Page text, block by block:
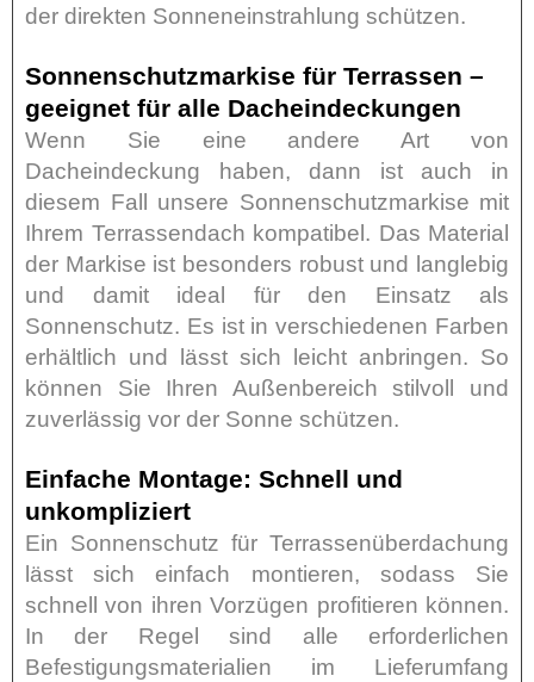
der direkten Sonneneinstrahlung schützen.
Sonnenschutzmarkise für Terrassen –
geeignet für alle Dacheindeckungen
Wenn Sie eine andere Art von
Dacheindeckung haben, dann ist auch in
diesem Fall unsere Sonnenschutzmarkise mit
Ihrem Terrassendach kompatibel. Das Material
der Markise ist besonders robust und langlebig
und damit ideal für den Einsatz als
Sonnenschutz. Es ist in verschiedenen Farben
erhältlich und lässt sich leicht anbringen. So
können Sie Ihren Außenbereich stilvoll und
zuverlässig vor der Sonne schützen.
Einfache Montage: Schnell und
unkompliziert
Ein Sonnenschutz für Terrassenüberdachung
lässt sich einfach montieren, sodass Sie
schnell von ihren Vorzügen profitieren können.
In der Regel sind alle erforderlichen
Befestigungsmaterialien im Lieferumfang